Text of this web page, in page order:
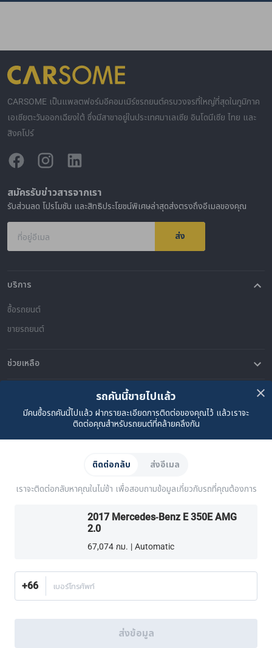
รถคันนี้ขายไปแล้ว
มีคนซื้อรถคันนี้ไปแล้ว ฝากรายละเอียดการติดต่อของคุณไว้ แล้วเราจะ
ติดต่อคุณสำหรับรถยนต์ที่คล้ายคลึงกัน
ติดต่อกลับ
ส่งอีเมล
เราจะติดต่อกลับหาคุณในไม่ช้า เพื่อสอบถามข้อมูลเกี่ยวกับรถที่คุณต้องการ
2017 Mercedes-Benz E 350E AMG
2.0
67,074 กม. | Automatic
+66 เบอร์โทรศัพท์
ส่งข้อมูล
CARSOME เป็นแพลตฟอร์มอีคอมเมิร์ซรถยนต์ครบวงจรที่ใหญ่ที่สุดในภูมิภาค
เอเชียตะวันออกเฉียงใต้ ซึ่งมีสาขาอยู่ในประเทศมาเลเซีย อินโดนีเซีย ไทย และ
สิงคโปร์
สมัครรับข่าวสารจากเรา
รับส่วนลด โปรโมชัน และสิทธิประโยชน์พิเศษล่าสุดส่งตรงถึงอีเมลของคุณ
ที่อยู่อีเมล ส่ง
บริการ
ซื้อรถยนต์
ขายรถยนต์
ช่วยเหลือ
เรื่องราวของเรา
ซื้อรถจาก CARSOME
บทความ
การแจ้งเบาะแส
ร่วมงานกับเรา
Partner Websites
วิธีเลือกซื้อเพิ่มเติม:ค้นหาศูนย์บริการครบวงจร CARSOME ใกล้บ้านคุณ.
02-026-1188
ประเทศไทย
© 2016-2025 CARSOME (THAILAND) CO., LTD.(105559096112) สงวน